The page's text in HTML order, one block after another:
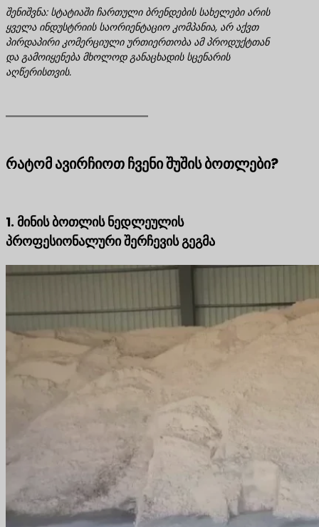
შენიშვნა: სტატიაში ჩართული ბრენდების სახელები არის
ყველა ინდუსტრიის საორიენტაციო კომპანია, არ აქვთ
პირდაპირი კომერციული ურთიერთობა ამ პროდუქტთან
და გამოიყენება მხოლოდ განაცხადის სცენარის
აღწერისთვის.
რატომ ავირჩიოთ ჩვენი შუშის ბოთლები?
1. მინის ბოთლის ნედლეულის
პროფესიონალური შერჩევის გეგმა